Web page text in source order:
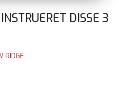
DISSE 3
RIDGE